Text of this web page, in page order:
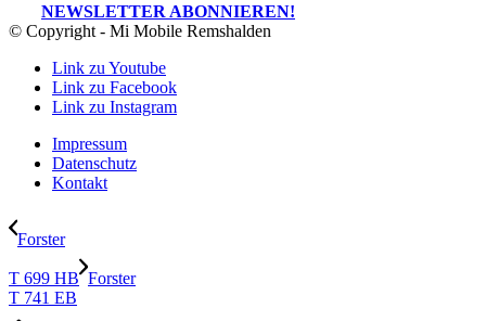
NEWSLETTER ABONNIEREN!
© Copyright - Mi Mobile Remshalden
Link zu Youtube
Link zu Facebook
Link zu Instagram
Impressum
Datenschutz
Kontakt
Forster
T 699 HB Forster
T 741 EB